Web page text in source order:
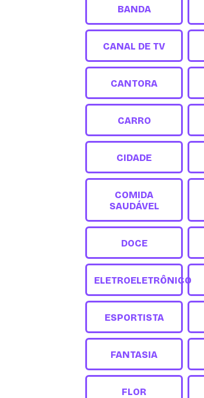
BANDA
CANAL DE TV
CANTORA
CARRO
CIDADE
COMIDA
SAUDÁVEL
DOCE
ELETROELETRÔNICO
ESPORTISTA
FANTASIA
FLOR